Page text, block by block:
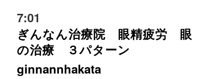
7:01
ぎんなん治療院 眼精疲労 眼
の治療 ３パターン
ginnannhakata